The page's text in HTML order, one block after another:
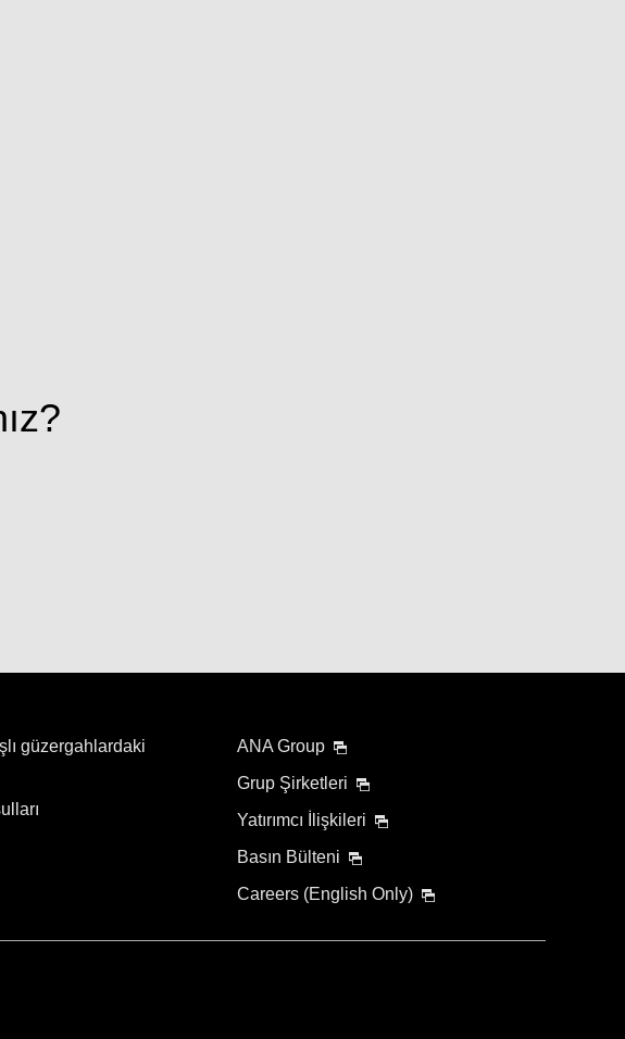
güzergahlardaki
ANA Group
Grup Şirketleri
Yatırımcı İlişkileri
Basın Bülteni
Careers (English Only)